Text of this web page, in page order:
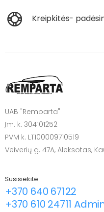
Kreipkitės-
UAB "Remparta"
Įm. k. 304101252
PVM k. LT100009710519
Veiverių g. 47A, Aleksotas,
Susisiekite
+370 640 67122
+370 610 24711